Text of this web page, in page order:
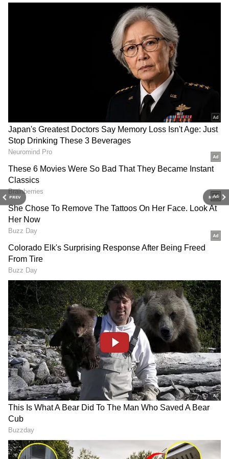
PREV NEXT
RECOMMENDED STORIES